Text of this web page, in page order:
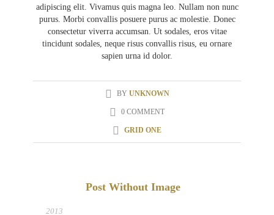
adipiscing elit. Vivamus quis magna leo. Nullam non nunc
purus. Morbi convallis posuere purus ac molestie. Donec
consectetur viverra accumsan. Ut sodales, eros vitae
tincidunt sodales, neque risus convallis risus, eu ornare
sapien urna id dolor.
BY UNKNOWN
0 COMMENT
GRID ONE
2013
Post Without Image